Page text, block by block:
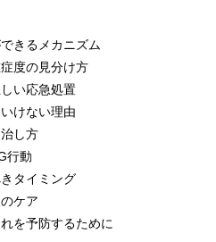
きるメカニズム
度の見分け方
い応急処置
けない理由
し方
行動
タイミング
ケア
を予防するために